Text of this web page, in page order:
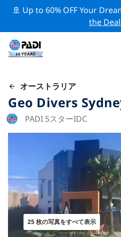
🚢 Up to 60% OFF Your
the
オーストラリア
Geo Divers
PADI 5スターIDC
25 枚の写真をすべて表示